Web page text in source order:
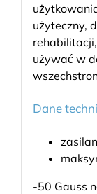
użyteczny,
używać w
Dane
-50 Gauss